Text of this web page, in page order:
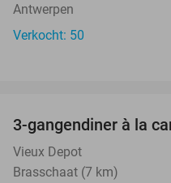
Antwerpen
Verkocht: 50
3-gangendiner à la
Vieux Depot
Brasschaat (7 km)